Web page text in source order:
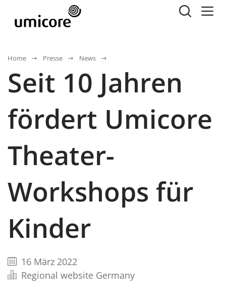
Home Presse News
Seit 10 Jahren
fördert Umicore
Theater-
Workshops für
Kinder
16 März 2022
Regional website Germany